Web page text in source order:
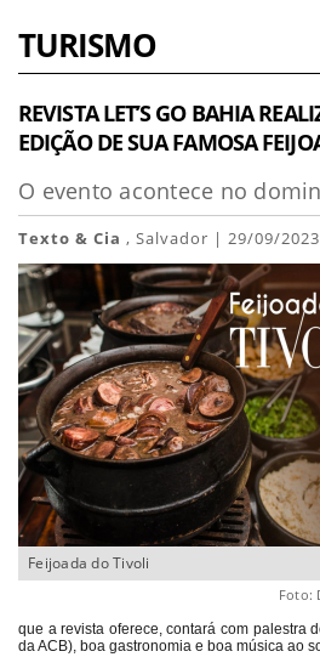
TURISMO
REVISTA LET’S GO BAHIA
EDIÇÃO DE SUA FAMOSA
O evento acontece no
Texto & Cia , Salvador | 29/09/
Feijoada do Tivoli
Foto:
que a revista oferece, contará com palestra
da ACB), boa gastronomia e boa música ao